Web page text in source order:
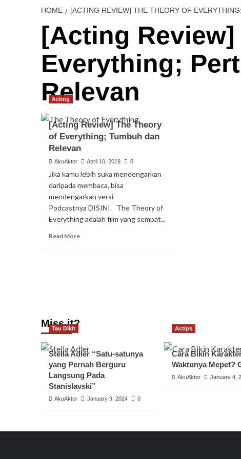
HOME [ACTING REVIEW] THE THEORY OF
[Acting
Everything;
Relevan
Acting
[Acting Review] The Theory
of Everything; Tumbuh dan
Relevan
AkuAktor April 10, 2019 0
Jika kamu lebih suka mendengarkan
daripada membaca, bisa
mendengarkan versi
Podcastnya DISINI. The Theory of
Everything adalah film yang sempat...
Read MoreRead
Tumbuh
Miss it?
Tau Dikit
Stella Adler “Satu-satunya
yang Pernah Berguru
Langsung Pada
Stanislavski”
AkuAktor January 9, 2024 0
Actips
Cara Bikin
Waktunya Mepet?
AkuAktor January 4,